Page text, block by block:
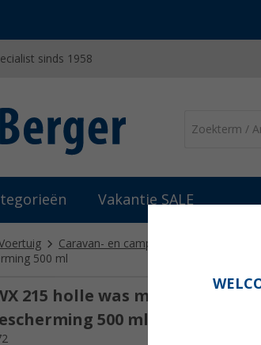
sinds 1958
Vakantie SALE
Caravan- en camper reiniging en
500 ml
215 holle was met hoge
500 ml